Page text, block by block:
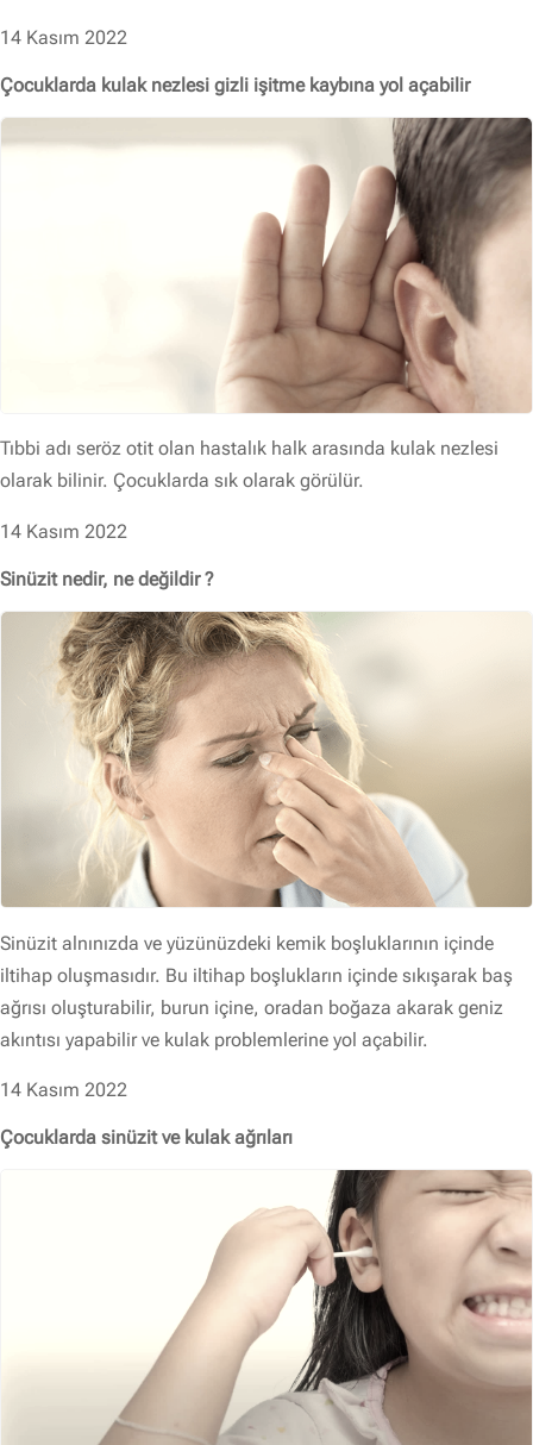
14 Kasım 2022
Çocuklarda kulak nezlesi gizli işitme kaybına yol açabilir
Tıbbi adı seröz otit olan hastalık halk arasında kulak nezlesi
olarak bilinir. Çocuklarda sık olarak görülür.
14 Kasım 2022
Sinüzit nedir, ne değildir ?
Sinüzit alnınızda ve yüzünüzdeki kemik boşluklarının içinde
iltihap oluşmasıdır. Bu iltihap boşlukların içinde sıkışarak baş
ağrısı oluşturabilir, burun içine, oradan boğaza akarak geniz
akıntısı yapabilir ve kulak problemlerine yol açabilir.
14 Kasım 2022
Çocuklarda sinüzit ve kulak ağrıları